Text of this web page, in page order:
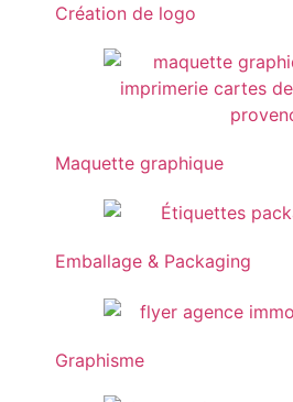
Création de logo
Maquette graphique
Emballage & Packaging
Graphisme